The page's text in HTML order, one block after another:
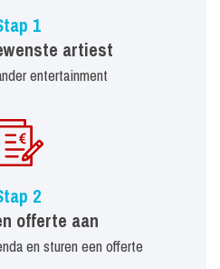
1
artiest
entertainment
2
offerte aan
en sturen een offerte